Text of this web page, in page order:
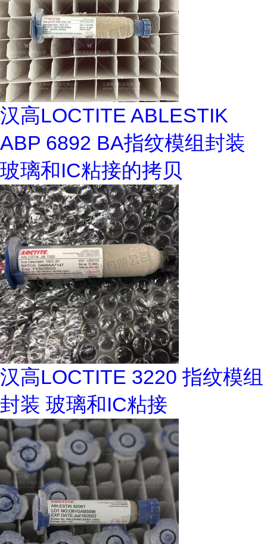
汉高LOCTITE ABLESTIK
ABP 6892 BA指纹模组封装
玻璃和IC粘接的拷贝
汉高LOCTITE 3220 指纹模组
封装 玻璃和IC粘接